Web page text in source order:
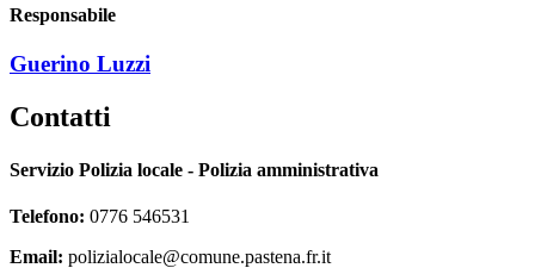
Responsabile
Guerino Luzzi
Contatti
Servizio Polizia locale - Polizia amministrativa
Telefono: 0776 546531
Email: polizialocale@comune.pastena.fr.it